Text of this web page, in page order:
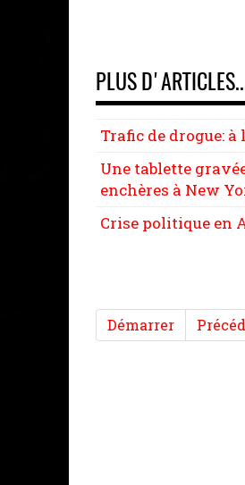
PLUS
Trafic de drogue: à
Une tablette
enchères à New
Crise politique en
Démarrer